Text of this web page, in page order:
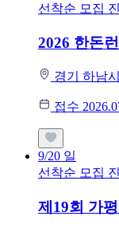
선착순 모집
2026 한돈런
경기 하남
접수
9/20 일
선착순 모집
제19회 가